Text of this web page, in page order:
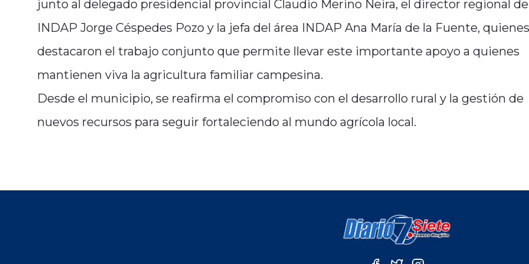
junto al delegado presidencial provincial Claudio Merino Neira, el director regional de
INDAP Jorge Céspedes Pozo y la jefa del área INDAP Ana María de la Fuente, quienes
destacaron el trabajo conjunto que permite llevar este importante apoyo a quienes
mantienen viva la agricultura familiar campesina.
Desde el municipio, se reafirma el compromiso con el desarrollo rural y la gestión de
nuevos recursos para seguir fortaleciendo al mundo agrícola local.